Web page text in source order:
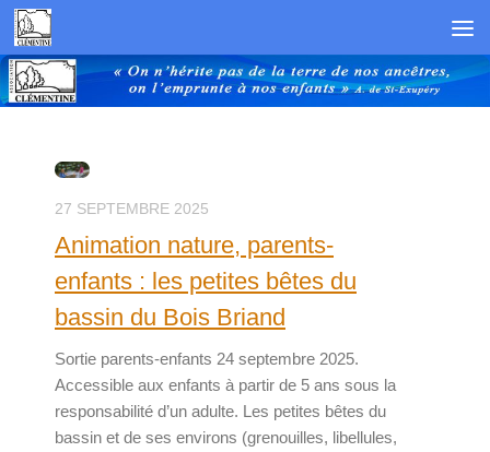
Skip to content
27 SEPTEMBRE 2025
Animation nature, parents-
enfants : les petites bêtes du
bassin du Bois Briand
Sortie parents-enfants 24 septembre 2025.
Accessible aux enfants à partir de 5 ans sous la
responsabilité d’un adulte. Les petites bêtes du
bassin et de ses environs (grenouilles, libellules,